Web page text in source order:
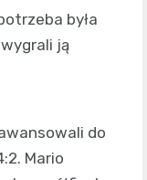
była
ją
do
Mario